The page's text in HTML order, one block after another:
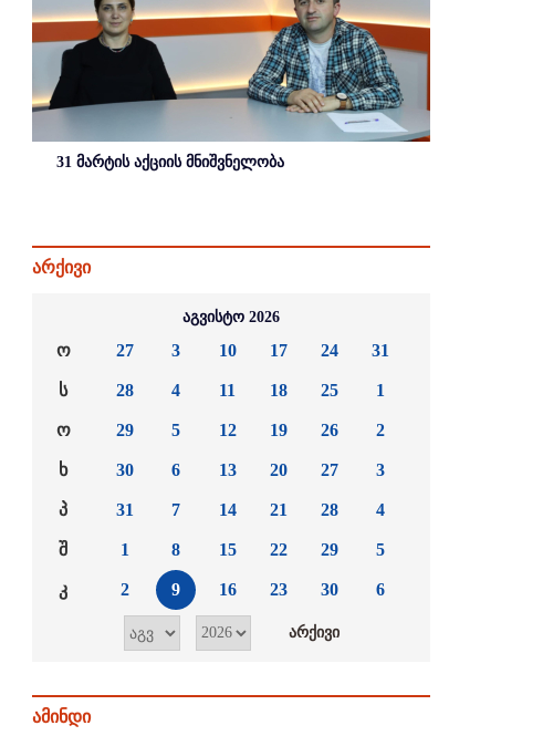
31 მარტის აქციის მნიშვნელობა
არქივი
აგვისტო 2026
ო
ს
ო
ხ
პ
შ
კ
27
28
29
30
31
1
2
3
4
5
6
7
8
9
10
11
12
13
14
15
16
17
18
19
20
21
22
23
24
25
26
27
28
29
30
31
1
2
3
4
5
6
ამინდი